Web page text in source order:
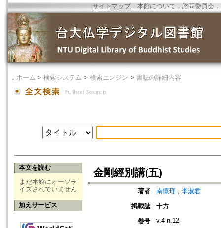
サイトマップ．本館について ． 諮問委員会 ．
． ホーム > 検索システム > 検索エンジン > 書誌の詳細内容
本文を読む
まだ本館にオーソラ
イズされていません
加えサービス
金剛經別講(五)
著者 南懷瑾 ; 李淑君
掲載誌
十方
巻号
v.4 n.12